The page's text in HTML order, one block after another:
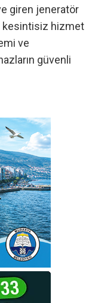
giren jeneratör
kesintisiz hizmet
ve
güvenli